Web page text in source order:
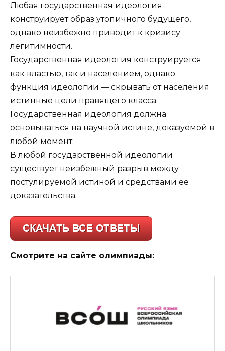
Любая государственная идеология
конструирует образ утопичного будущего,
однако неизбежно приводит к кризису
легитимности.
Государственная идеология конструируется
как властью, так и населением, однако
функция идеологии — скрывать от населения
истинные цели правящего класса.
Государственная идеология должна
основываться на научной истине, доказуемой в
любой момент.
В любой государственной идеологии
существует неизбежный разрыв между
постулируемой истиной и средствами её
доказательства.
Смотрите на сайте олимпиады: